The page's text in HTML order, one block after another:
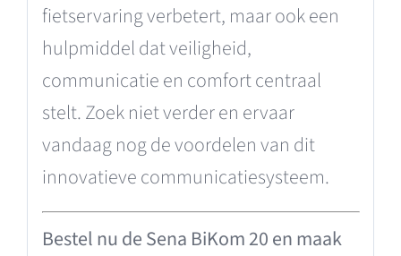
fietservaring verbetert, maar ook een
hulpmiddel dat veiligheid,
communicatie en comfort centraal
stelt. Zoek niet verder en ervaar
vandaag nog de voordelen van dit
innovatieve communicatiesysteem.
Bestel nu de Sena BiKom 20 en maak